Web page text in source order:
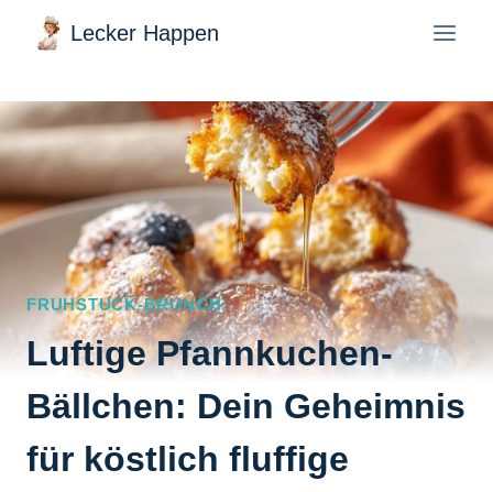
Zum
Inhalt
springen
Lecker Happen
FRUHSTUCK-BRUNCH
Luftige Pfannkuchen-
Bällchen: Dein Geheimnis
für köstlich fluffige